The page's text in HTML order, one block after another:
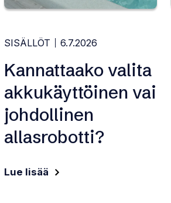
SISÄLLÖT 6.7.2026
Kannattaako valita
akkukäyttöinen vai
johdollinen
allasrobotti?
Lue lisää